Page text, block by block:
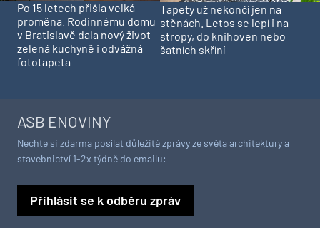
Po 15 letech přišla velká
proměna. Rodinnému domu
v Bratislavě dala nový život
zelená kuchyně i odvážná
fototapeta
Tapety už nekončí jen na
stěnách. Letos se lepí i na
stropy, do knihoven nebo
šatních skříní
ASB ENOVINY
Nechte si zdarma posílat důležité zprávy ze světa architektury a
stavebnictví 1-2x týdně do emailu:
Přihlásit se k odběru zpráv